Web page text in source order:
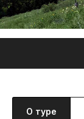
О туре